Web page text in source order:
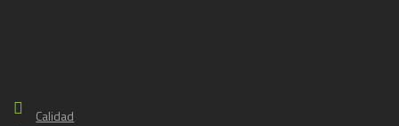
Calidad